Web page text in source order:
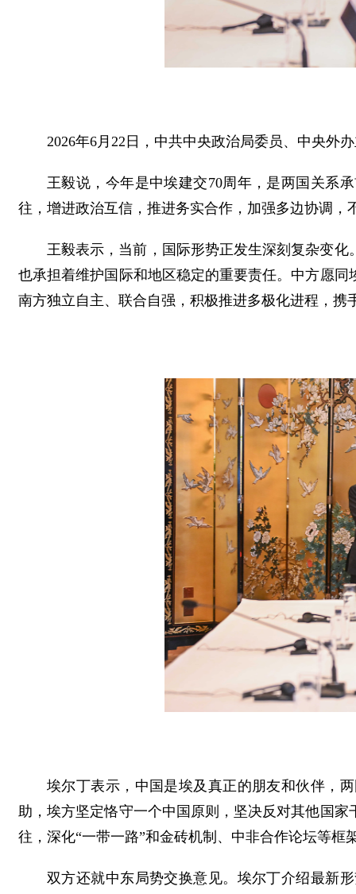
2026年6月22日，中共中央政治局委员、中央外
王毅说，今年是中埃建交70周年，是两国关系
往，增进政治互信，推进务实合作，加强多边协调，
王毅表示，当前，国际形势正发生深刻复杂变
也承担着维护国际和地区稳定的重要责任。中方愿
南方独立自主、联合自强，积极推进多极化进程，携
埃尔丁表示，中国是埃及真正的朋友和伙伴，
助，埃方坚定恪守一个中国原则，坚决反对其他国
往，深化“一带一路”和金砖机制、中非合作论坛等
双方还就中东局势交换意见。埃尔丁介绍最新